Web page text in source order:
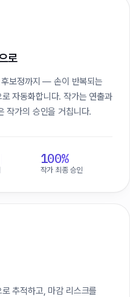
로
보정까지 — 손이 반복되는
자동화합니다. 작가는 연출과
작가의 승인을 거칩니다.
100%
작가 최종 승인
추적하고, 마감 리스크를